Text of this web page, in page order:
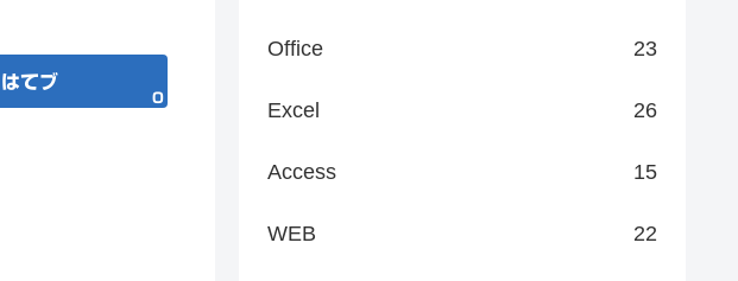
はてブ
0
Office 23
Excel 26
Access 15
WEB 22